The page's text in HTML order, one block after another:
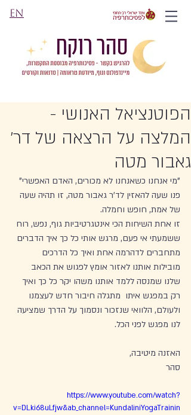
EN
הפוטנציאל האנושי -
המלצה על הרצאה של דר'
גאבור מטה
"מי אנחנו כשאנחנו לא מכורים, האדם האפשרי"
פנו שעה להאזין לד'ר גאבור מטה, זו תהיה שעה
של אמת, חופש וחמלה.
זו אחת השיחות הכי אינטגרטיביות גוף, נפש, רוח
ששמעתי אי פעם, מרגש אותי כל כך איך הדברים
מתחברים לדהרמה אחת ואיך כל הדרכים
מובילות אותנו לאזור אומץ לפגוש את הכאב
שלנו שמנסה ללמד אותנו משהו יקר כל כך ואיך
רק במפגש איתו  מתגלה חיבור חדש לעצמנו
ולעולם, הלוואי שנזכור ונסמוך על הדרך שמציעה
לנו מפגש לפני הכל.
האזנה מיטיבה,
סהר
https://www.youtube.com/watch?
v=DLki68uLfjw&ab_channel=KundaliniYogaTrainin